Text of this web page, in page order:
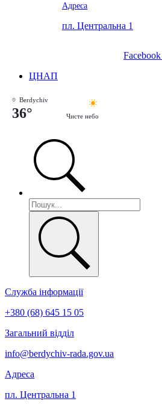
Адреса
пл. Центральна 1
Facebook
ЦНАП
Berdychiv
36° Чисте небо
Служба інформації
+380 (68) 645 15 05
Загальний відділ
info@berdychiv-rada.gov.ua
Адреса
пл. Центральна 1